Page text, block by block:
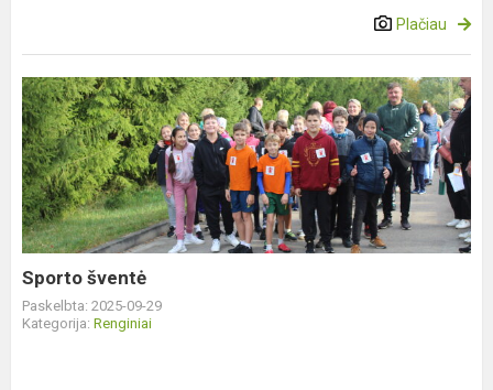
Plačiau
Sporto
šventė
Sporto šventė
Paskelbta: 2025-09-29
Kategorija: Renginiai